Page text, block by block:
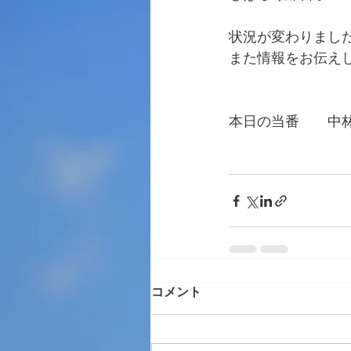
状況が変わりまし
また情報をお伝え
本日の当番　　中
以
コメント